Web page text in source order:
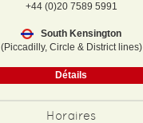
+44 (0)20 7589 5991
South Kensington
(Piccadilly, Circle & District lines)
Détails
Horaires